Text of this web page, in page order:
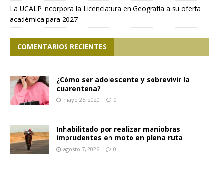
La UCALP incorpora la Licenciatura en Geografía a su oferta
académica para 2027
COMENTARIOS RECIENTES
¿Cómo ser adolescente y sobrevivir la
cuarentena?
mayo 25, 2020 0
Inhabilitado por realizar maniobras
imprudentes en moto en plena ruta
agosto 7, 2026 0